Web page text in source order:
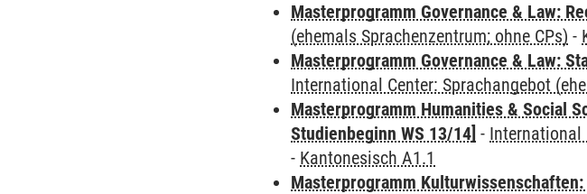
Masterprogramm Governance & Law:
(ehemals Sprachenzentrum; ohne CPs) -
Masterprogramm Governance & Law:
International Center: Sprachangebot
Masterprogramm Humanities & Social
Studienbeginn WS 13/14] - International
- Kantonesisch A1.1
Masterprogramm